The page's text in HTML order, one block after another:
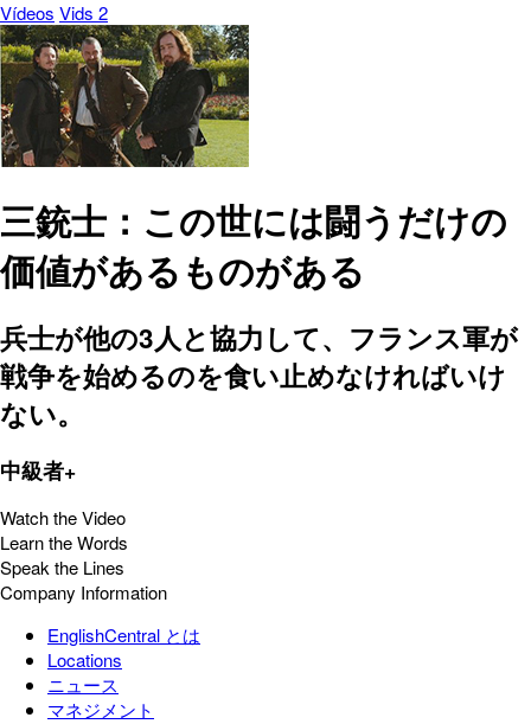
Vídeos Vids 2
三銃士：この世には闘うだけの
価値があるものがある
兵士が他の3人と協力して、フランス軍が
戦争を始めるのを食い止めなければいけ
ない。
中級者+
Watch the Video
Learn the Words
Speak the Lines
Company Information
EnglishCentral とは
Locations
ニュース
マネジメント